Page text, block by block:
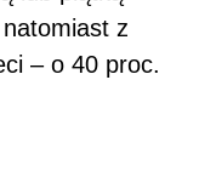
z
– o 40 proc.